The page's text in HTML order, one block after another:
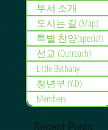
부서 소개
오시는 길 (Map)
특별 찬양(special)
선교 (Outreach)
Little Bethany
청년부 (Y.D)
Members